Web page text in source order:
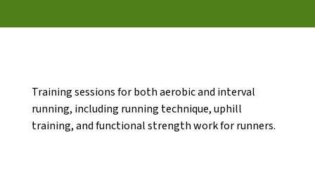
Training sessions for both aerobic and interval
running, including running technique, uphill
training, and functional strength work for runners.
SUPORT TERCER SECTOR